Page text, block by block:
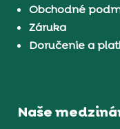
Obchodné
Záruka
Doručenie a
Naše